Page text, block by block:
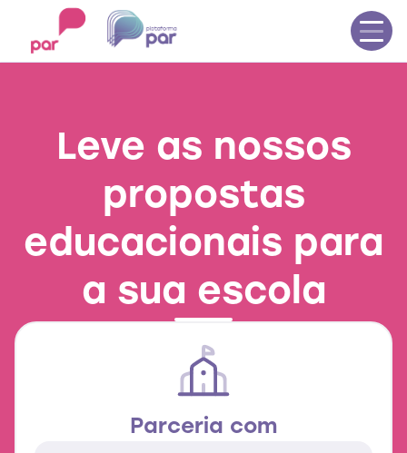
Contato
Entrar no Plurall
Seja uma escola parceira
Leve as nossos
propostas
educacionais para
a sua escola
Parceria com